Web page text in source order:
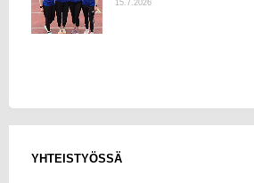
YHTEISTYÖSSÄ